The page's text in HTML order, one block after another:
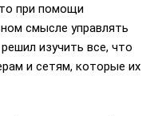
при помощи
смысле управлять
изучить все, что
и сетям, которые их